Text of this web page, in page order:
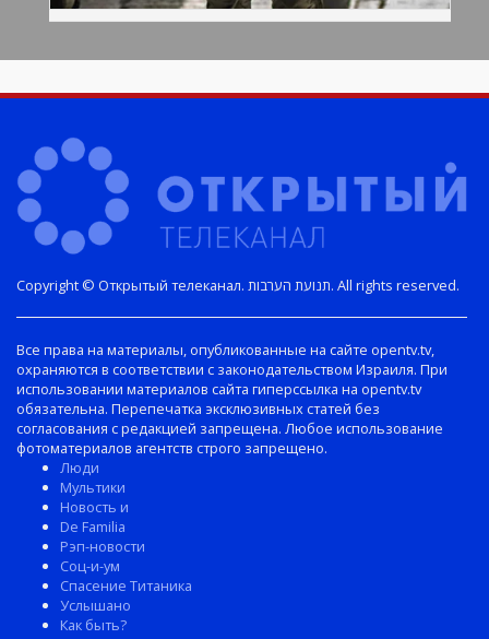
Copyright © Открытый телеканал. תנועת הערבות. All rights reserved.
Все права на материалы, опубликованные на сайте opentv.tv,
охраняются в соответствии с законодательством Израиля. При
использовании материалов сайта гиперссылка на opentv.tv
обязательна. Перепечатка эксклюзивных статей без
согласования с редакцией запрещена. Любое использование
фотоматериалов агентств строго запрещено.
Люди
Мультики
Новость и
De Familia
Рэп-новости
Соц-и-ум
Спасение Титаника
Услышано
Как быть?